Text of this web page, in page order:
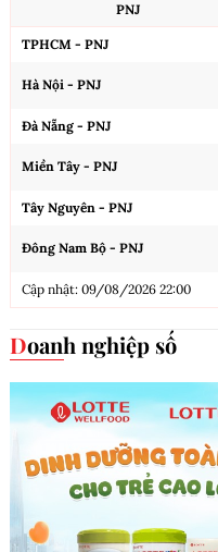
PNJ
TPHCM - PNJ
Hà Nội - PNJ
Đà Nẵng - PNJ
Miền Tây - PNJ
Tây Nguyên - PNJ
Đông Nam Bộ - PNJ
Cập nhật: 09/08/2026 22:00
Doanh nghiệp số